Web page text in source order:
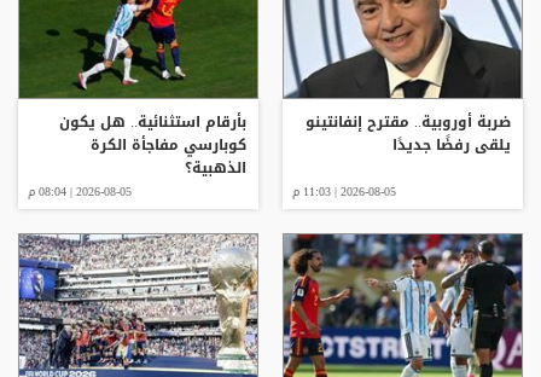
ضربة أوروبية.. مقترح إنفانتينو
يلقى رفضًا جديدًا
2026-08-05 | 11:03 م
بأرقام استثنائية.. هل يكون
كوبارسي مفاجأة الكرة
الذهبية؟
2026-08-05 | 08:04 م